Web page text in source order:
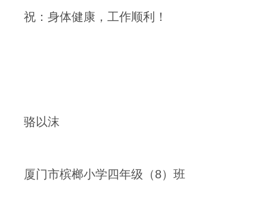
祝：身体健康，工作顺利！
骆以沫
厦门市槟榔小学四年级（8）班